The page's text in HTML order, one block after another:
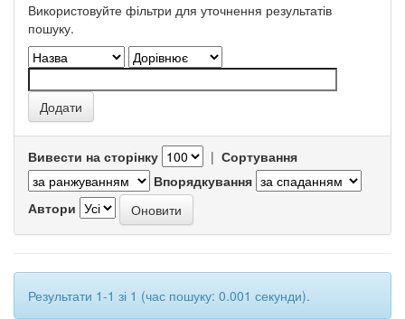
Використовуйте фільтри для уточнення результатів
пошуку.
Вивести на сторінку | Сортування
Впорядкування
Автори
Результати 1-1 зі 1 (час пошуку: 0.001 секунди).